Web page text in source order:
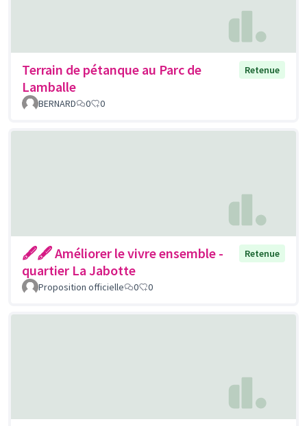
Terrain de pétanque au Parc de
Lamballe
Retenue
BERNARD 0 0
🖋🖋 Améliorer le vivre ensemble -
quartier La Jabotte
Retenue
Proposition officielle 0 0